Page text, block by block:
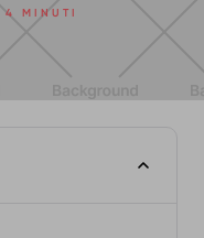
4 MINUTI